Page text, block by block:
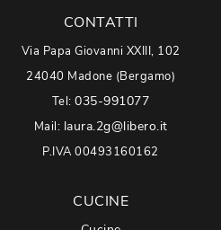
CONTATTI
Via Papa Giovanni XXIII, 102
24040 Madone (Bergamo)
Tel:035-991077
Mail: laura.2g@libero.it
P.IVA 00493160162
CUCINE